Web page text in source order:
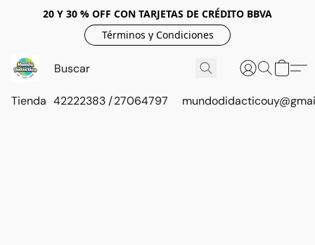
20 Y 30 % OFF CON TARJETAS DE CRÉDITO BBVA
Términos y Condiciones
Tienda 42222383 / 27064797